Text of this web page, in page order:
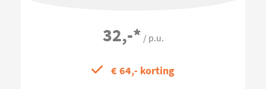
32,-* / p.u.
€ 64,- korting